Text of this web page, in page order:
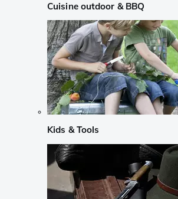
Cuisine outdoor & BBQ
Kids & Tools